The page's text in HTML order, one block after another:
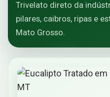
Trivelato direto da
pilares, caibros, ripas e
Mato Grosso.